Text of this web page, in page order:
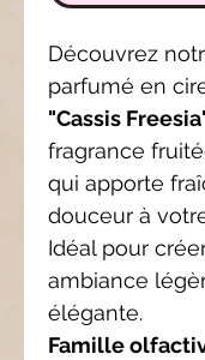
Découvrez
parfumé en
"Cassis
fragrance
qui apporte
douceur à
Idéal pour
ambiance
élégante.
Famille